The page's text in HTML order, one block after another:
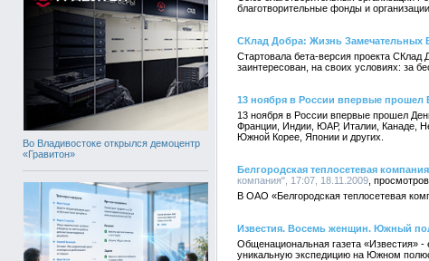
Во Владивостоке открылся демоцентр
«Гравитон»
благотворительные фонды и
СКлад Добра: Жизнь Замечательных
Cтартовала бета-версия проекта
заинтересован, на своих условиях: за
13 ноября в России впервые
13 ноября в России впервые прошел
Франции, Индии, ЮАР, Италии, Канаде,
Южной Корее, Японии и других.
Белгородская теплосетевая
компания", 17:07, 18.11.2009
В ОАО «Белгородская теплосетевая
Известия. Восемь женщин. Южный
Общенациональная газета «Известия»
уникальную экспедицию на Южном